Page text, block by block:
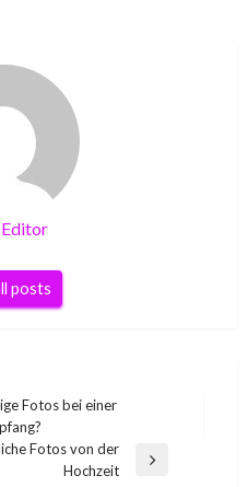
posts
Fotos bei einer
Fotos von der
Hochzeit